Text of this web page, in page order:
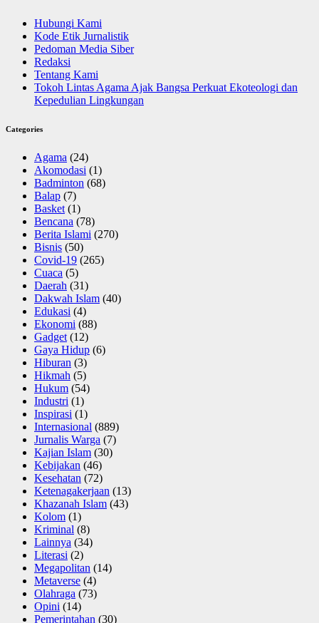
Hubungi Kami
Kode Etik Jurnalistik
Pedoman Media Siber
Redaksi
Tentang Kami
Tokoh Lintas Agama Ajak Bangsa Perkuat Ekoteologi dan
Kepedulian Lingkungan
Categories
Agama (24)
Akomodasi (1)
Badminton (68)
Balap (7)
Basket (1)
Bencana (78)
Berita Islami (270)
Bisnis (50)
Covid-19 (265)
Cuaca (5)
Daerah (31)
Dakwah Islam (40)
Edukasi (4)
Ekonomi (88)
Gadget (12)
Gaya Hidup (6)
Hiburan (3)
Hikmah (5)
Hukum (54)
Industri (1)
Inspirasi (1)
Internasional (889)
Jurnalis Warga (7)
Kajian Islam (30)
Kebijakan (46)
Kesehatan (72)
Ketenagakerjaan (13)
Khazanah Islam (43)
Kolom (1)
Kriminal (8)
Lainnya (34)
Literasi (2)
Megapolitan (14)
Metaverse (4)
Olahraga (73)
Opini (14)
Pemerintahan (30)